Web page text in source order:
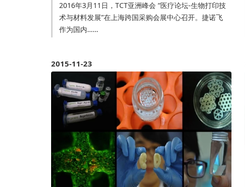
2016年3月11日，TCT亚洲峰会 “医疗论坛-生物打印技
术与材料发展”在上海跨国采购会展中心召开。捷诺飞
作为国内……
2015-11-23